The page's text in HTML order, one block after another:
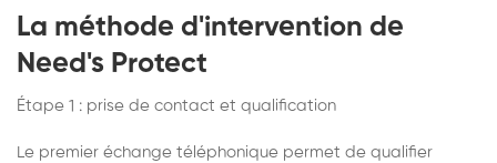
La méthode d'intervention de
Need's Protect
Étape 1 : prise de contact et qualification
Le premier échange téléphonique permet de qualifier